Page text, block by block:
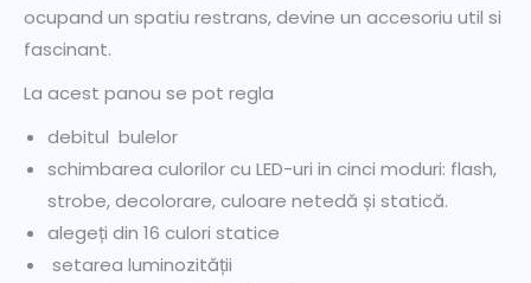
ocupand un spatiu restrans, devine un accesoriu util si
fascinant.
La acest panou se pot regla
debitul bulelor
schimbarea culorilor cu LED-uri in cinci moduri: flash,
strobe, decolorare, culoare netedă și statică.
alegeți din 16 culori statice
setarea luminozității